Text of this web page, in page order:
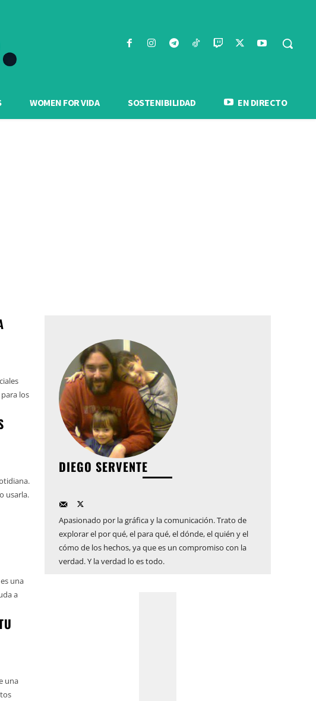
WOMEN FOR VIDA SOSTENIBILIDAD EN DIRECTO
los
usarla.
una
a
una
DIEGO SERVENTE
Apasionado por la gráfica y la comunicación. Trato de
explorar el por qué, el para qué, el dónde, el quién y el
cómo de los hechos, ya que es un compromiso con la
verdad. Y la verdad lo es todo.